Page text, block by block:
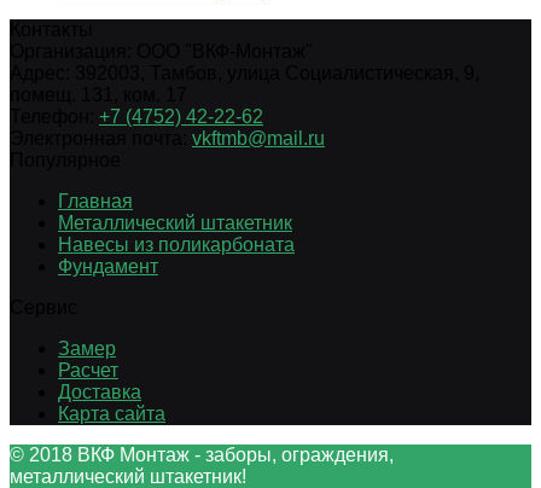
+7 (4752) 42-22-62
vkftmb@mail.ru
Главная
Металлический штакетник
Навесы из поликарбоната
Фундамент
Замер
Расчет
Доставка
Карта сайта
© 2018 ВКФ Монтаж - заборы, ограждения,
металлический штакетник!